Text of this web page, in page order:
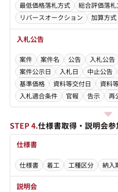
最低価格落札方式
総合評価落
リバースオークション
加算方式
入札公告
案件 案件名 公告 入札公告
案件公示日
入札日 中止公告
基準価格
資料等交付日 資料
入札適合条件
官報 告示 再
STEP 4.仕様書取得・説明会参
仕様書
仕様書 着工 工種区分 納入
説明会